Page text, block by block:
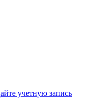
учетную запись